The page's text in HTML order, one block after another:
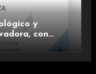
y
con
de